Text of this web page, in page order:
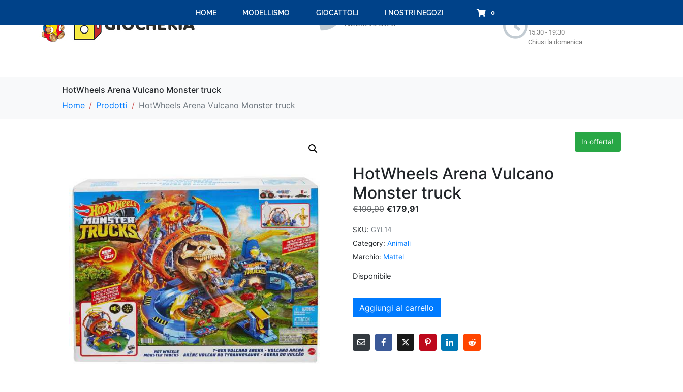
+39 059 694 092
Assistenza clienti
15:30 - 19:30
Chiusi la domenica
HOME MODELLISMO GIOCATTOLI I NOSTRI NEGOZI 0
HotWheels Arena Vulcano Monster truck
Home
Prodotti HotWheels Arena Vulcano Monster truck
In offerta!
HotWheels Arena Vulcano
Monster truck
€199,90 €179,91
SKU: GYL14
Category: Animali
Marchio: Mattel
Disponibile
Aggiungi al carrello